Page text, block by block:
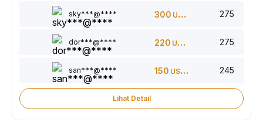
sky***@**** 300 USDT 275
dor***@**** 220 USDT 275
san***@**** 150 USDT 245
Lihat Detail